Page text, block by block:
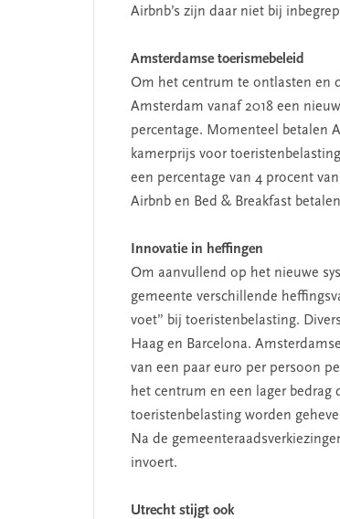
Airbnb’s zijn daar niet bij
Amsterdamse toerismebeleid
Om het centrum te ontlasten en
Amsterdam vanaf 2018 een
percentage. Momenteel betalen
kamerprijs voor
een percentage van 4 procent
Airbnb en Bed & Breakfast
Innovatie in heffingen
Om aanvullend op het nieuwe
gemeente verschillende
voet” bij toeristenbelasting.
Haag en Barcelona.
van een paar euro per persoon
het centrum en een lager bedrag
toeristenbelasting worden
Na de
invoert.
Utrecht stijgt ook